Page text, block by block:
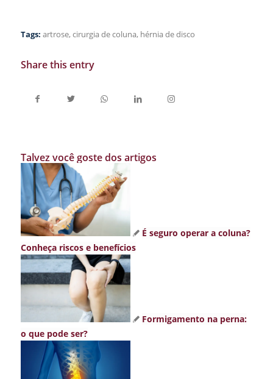
Tags: artrose,cirurgia de coluna, hérnia de disco
Share this entry
Talvez você goste dos artigos
É seguro operar a coluna?
Conheça riscos e benefícios
Formigamento na perna:
o que pode ser?